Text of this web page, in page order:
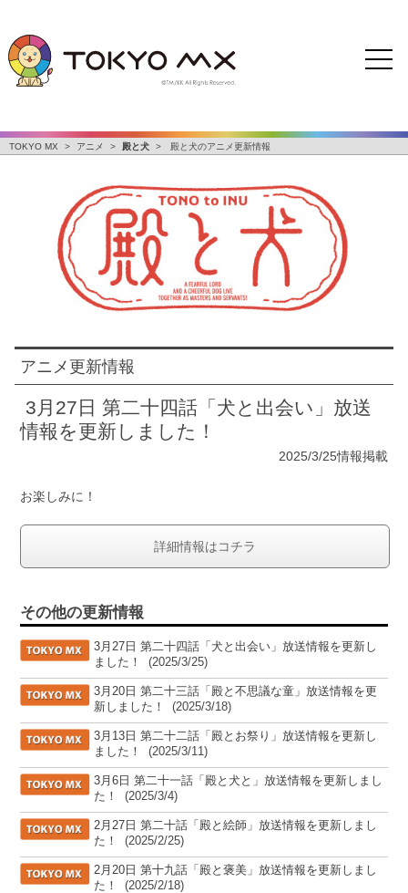
TOKYO MX > アニメ > 殿と犬 > 殿と犬のアニメ更新情報
アニメ更新情報
3月27日 第二十四話「犬と出会い」放送
情報を更新しました！
2025/3/25情報掲載
お楽しみに！
詳細情報はコチラ
その他の更新情報
[TOKYO MX]
3月27日 第二十四話「犬と出会い」放送情報を更新し
ました！
(2025/3/25)
[TOKYO MX]
3月20日 第二十三話「殿と不思議な童」放送情報を更
新しました！
(2025/3/18)
[TOKYO MX]
3月13日 第二十二話「殿とお祭り」放送情報を更新し
ました！
(2025/3/11)
[TOKYO MX]
3月6日 第二十一話「殿と犬と」放送情報を更新しまし
た！
(2025/3/4)
[TOKYO MX]
2月27日 第二十話「殿と絵師」放送情報を更新しまし
た！
(2025/2/25)
[TOKYO MX]
2月20日 第十九話「殿と褒美」放送情報を更新しまし
た！
(2025/2/18)